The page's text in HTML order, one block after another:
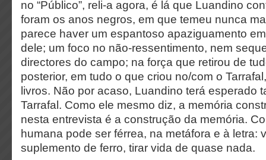
no “Público”, reli-a agora, é lá que Luandino
foram os anos negros, em que temeu nunca
parece haver um espantoso apaziguamento
dele; um foco no não-ressentimento, nem
directores do campo; na força que retirou de
posterior, em tudo o que criou no/com o
livros. Não por acaso, Luandino terá esperado
Tarrafal. Como ele mesmo diz, a memória
nesta entrevista é a construção da memória.
humana pode ser férrea, na metáfora e à letra:
suplemento de ferro, tirar vida de quase nada.